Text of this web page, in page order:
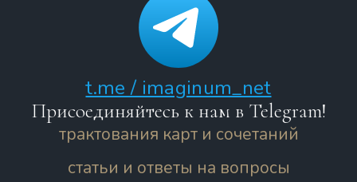
t.me / imaginum_net
Присоединяйтесь к нам в Telegram!
трактования карт и сочетаний
статьи и ответы на вопросы